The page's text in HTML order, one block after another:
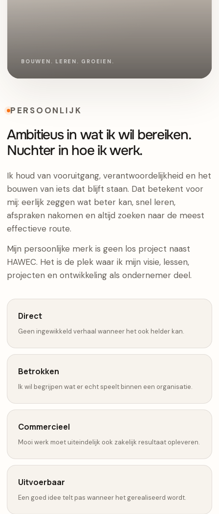
PERSOONLIJK
Ambitieus in wat ik wil bereiken.
Nuchter in hoe ik werk.
Ik houd van vooruitgang, verantwoordelijkheid en het
bouwen van iets dat blijft staan. Dat betekent voor
mij: eerlijk zeggen wat beter kan, snel leren,
afspraken nakomen en altijd zoeken naar de meest
effectieve route.
Mijn persoonlijke merk is geen los project naast
HAWEC. Het is de plek waar ik mijn visie, lessen,
projecten en ontwikkeling als ondernemer deel.
Direct
Geen ingewikkeld verhaal wanneer het ook helder kan.
Betrokken
Ik wil begrijpen wat er echt speelt binnen een organisatie.
Commercieel
Mooi werk moet uiteindelijk ook zakelijk resultaat opleveren.
Uitvoerbaar
Een goed idee telt pas wanneer het gerealiseerd wordt.